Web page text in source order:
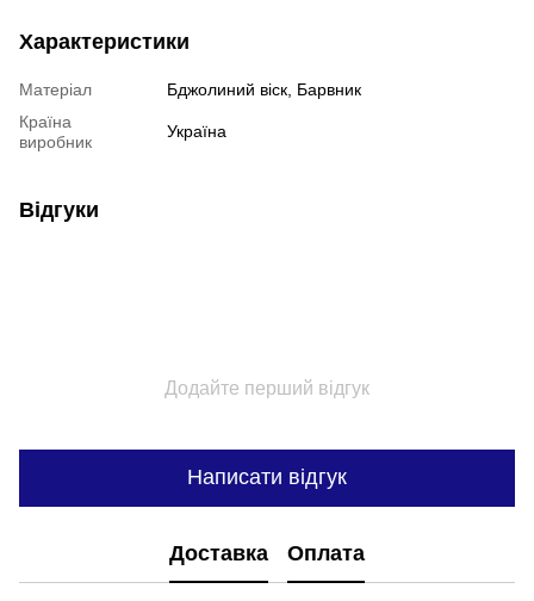
Характеристики
Матеріал
Бджолиний віск, Барвник
Країна
виробник
Україна
Відгуки
Додайте перший відгук
Написати відгук
Доставка Оплата